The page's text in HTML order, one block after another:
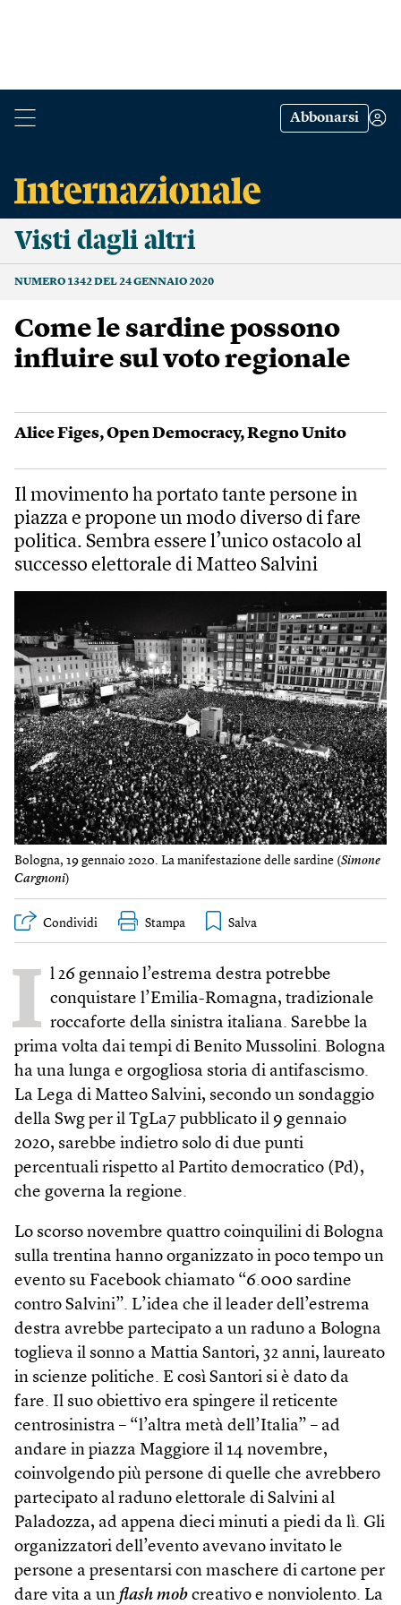
Abbonarsi
Visti dagli altri
NUMERO 1342 DEL 24 GENNAIO 2020
Come le sardine possono
influire sul voto regionale
Alice Figes,Open Democracy,Regno Unito
Il movimento ha portato tante persone in
piazza e propone un modo diverso di fare
politica. Sembra essere l’unico ostacolo al
successo elettorale di Matteo Salvini
Bologna, 19 gennaio 2020. La manifestazione delle sardine (Simone
Cargnoni)
Condividi Stampa
I l 26 gennaio l’estrema destra potrebbe
conquistare l’Emilia-Romagna, tradizionale
roccaforte della sinistra italiana. Sarebbe la
prima volta dai tempi di Benito Mussolini. Bologna
ha una lunga e orgogliosa storia di antifascismo.
La Lega di Matteo Salvini, secondo un sondaggio
della Swg per il TgLa7 pubblicato il 9 gennaio
2020, sarebbe indietro solo di due punti
percentuali rispetto al Partito democratico (Pd),
che governa la regione.
Lo scorso novembre quattro coinquilini di Bologna
sulla trentina hanno organizzato in poco tempo un
evento su Facebook chiamato “6.000 sardine
contro Salvini”. L’idea che il leader dell’estrema
destra avrebbe partecipato a un raduno a Bologna
toglieva il sonno a Mattia Santori, 32 anni, laureato
in scienze politiche. E così Santori si è dato da
fare. Il suo obiettivo era spingere il reticente
centrosinistra – “l’altra metà dell’Italia” – ad
andare in piazza Maggiore il 14 novembre,
coinvolgendo più persone di quelle che avrebbero
partecipato al raduno elettorale di Salvini al
Paladozza, ad appena dieci minuti a piedi da lì. Gli
organizzatori dell’evento avevano invitato le
persone a presentarsi con maschere di cartone per
dare vita a un flash mob creativo e nonviolento. La